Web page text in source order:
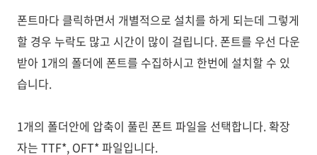
폰트마다 클릭하면서 개별적으로 설치를 하게 되는데 그렇게
할 경우 누락도 많고 시간이 많이 걸립니다. 폰트를 우선 다운
받아 1개의 폴더에 폰트를 수집하시고 한번에 설치할 수 있
습니다.
1개의 폴더안에 압축이 풀린 폰트 파일을 선택합니다. 확장
자는 TTF*, OFT* 파일입니다.